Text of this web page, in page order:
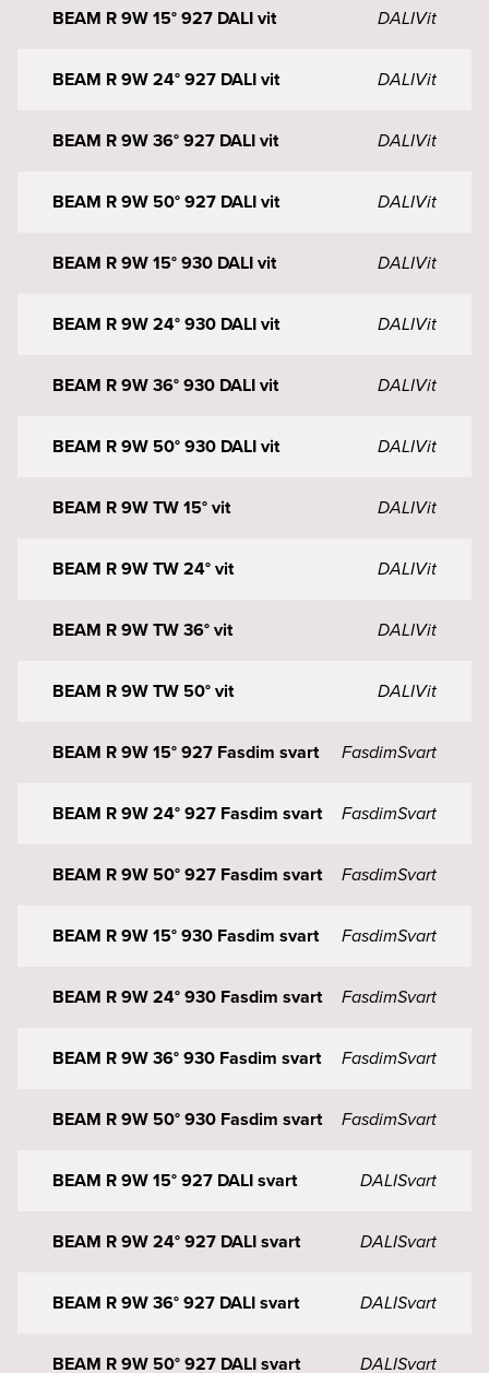
BEAM R 9W 15° 927 DALI vit DALIVit
BEAM R 9W 24° 927 DALI vit DALIVit
BEAM R 9W 36° 927 DALI vit DALIVit
BEAM R 9W 50° 927 DALI vit DALIVit
BEAM R 9W 15° 930 DALI vit DALIVit
BEAM R 9W 24° 930 DALI vit DALIVit
BEAM R 9W 36° 930 DALI vit DALIVit
BEAM R 9W 50° 930 DALI vit DALIVit
BEAM R 9W TW 15° vit DALIVit
BEAM R 9W TW 24° vit DALIVit
BEAM R 9W TW 36° vit DALIVit
BEAM R 9W TW 50° vit DALIVit
BEAM R 9W 15° 927 Fasdim svart FasdimSvart
BEAM R 9W 24° 927 Fasdim svart FasdimSvart
BEAM R 9W 50° 927 Fasdim svart FasdimSvart
BEAM R 9W 15° 930 Fasdim svart FasdimSvart
BEAM R 9W 24° 930 Fasdim svart FasdimSvart
BEAM R 9W 36° 930 Fasdim svart FasdimSvart
BEAM R 9W 50° 930 Fasdim svart FasdimSvart
BEAM R 9W 15° 927 DALI svart DALISvart
BEAM R 9W 24° 927 DALI svart DALISvart
BEAM R 9W 36° 927 DALI svart DALISvart
BEAM R 9W 50° 927 DALI svart DALISvart